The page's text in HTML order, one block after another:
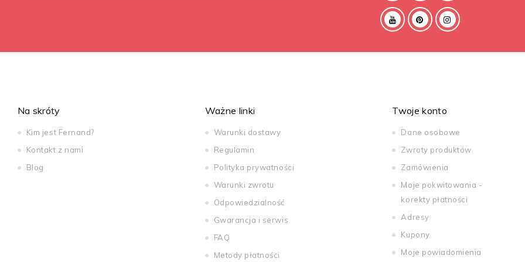
Na skróty
Kim jest Fernand?
Kontakt z nami
Blog
Ważne linki
Warunki dostawy
Regulamin
Polityka prywatności
Warunki zwrotu
Odpowiedzialność
Gwarancja i serwis
FAQ
Metody płatności
Twoje konto
Dane osobowe
Zwroty produktów
Zamówienia
Moje pokwitowania -
korekty płatności
Adresy
Kupony
Moje powiadomienia